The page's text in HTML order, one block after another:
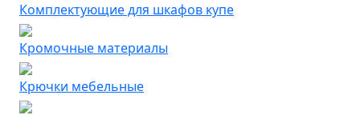
Комплектующие для шкафов купе
Кромочные материалы
Крючки мебельные